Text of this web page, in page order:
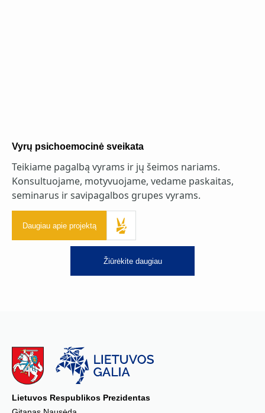
Vyrų psichoemocinė sveikata
Teikiame pagalbą vyrams ir jų šeimos nariams.
Konsultuojame, motyvuojame, vedame paskaitas,
seminarus ir savipagalbos grupes vyrams.
Daugiau apie projektą
Žiūrėkite daugiau
Lietuvos Respublikos Prezidentas